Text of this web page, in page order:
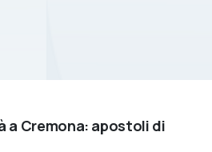
a Cremona: apostoli di